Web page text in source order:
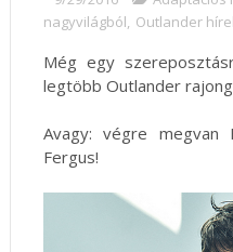
nagyvilágból, Outlander
Még egy
legtöbb Outlander
Avagy: végre megvan
Fergus!